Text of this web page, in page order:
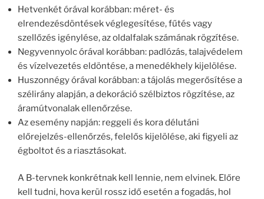
Hetvenkét órával korábban: méret- és
elrendezésdöntések véglegesítése, fűtés vagy
szellőzés igénylése, az oldalfalak számának rögzítése.
Negyvennyolc órával korábban: padlózás, talajvédelem
és vízelvezetés eldöntése, a menedékhely kijelölése.
Huszonnégy órával korábban: a tájolás megerősítése a
szélirány alapján, a dekoráció szélbiztos rögzítése, az
áramútvonalak ellenőrzése.
Az esemény napján: reggeli és kora délutáni
előrejelzés-ellenőrzés, felelős kijelölése, aki figyeli az
égboltot és a riasztásokat.
A B-tervnek konkrétnak kell lennie, nem elvinek. Előre
kell tudni, hova kerül rossz idő esetén a fogadás, hol